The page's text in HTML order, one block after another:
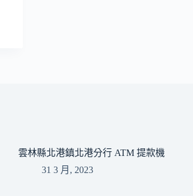
雲林縣北港鎮北港分行 ATM 提款機
31 3 月, 2023